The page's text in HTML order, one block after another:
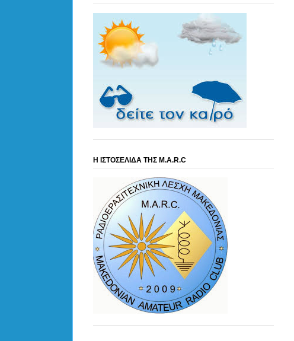
Η ΙΣΤΟΣΕΛΙΔΑ ΤΗΣ M.A.R.C